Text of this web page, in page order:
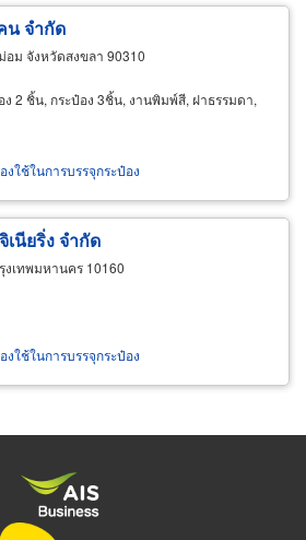
น จำกัด
ม จังหวัดสงขลา 90310
ง 2 ชิ้น, กระป๋อง 3ชิ้น, งานพิมพ์สี, ฝาธรรมดา,
งใช้ในการบรรจุกระป๋อง
นียริ่ง จำกัด
เทพมหานคร 10160
งใช้ในการบรรจุกระป๋อง